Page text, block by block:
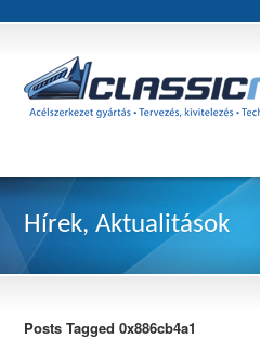
Hírek, Aktualitások
Posts Tagged 0x886cb4a1